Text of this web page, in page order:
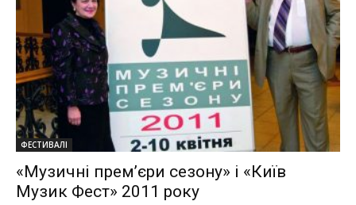
ФЕСТИВАЛІ
«Музичні прем’єри сезону» і «Київ
Музик Фест» 2011 року